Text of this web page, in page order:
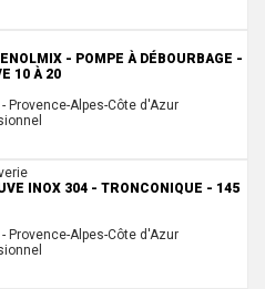
- Pour cuve 10 à 20
- POMPE À DÉBOURBAGE -
10 À 20
Provence-Alpes-Côte d'Azur
145 HL
INOX 304 - TRONCONIQUE - 145
- Provence-Alpes-Côte d'Azur